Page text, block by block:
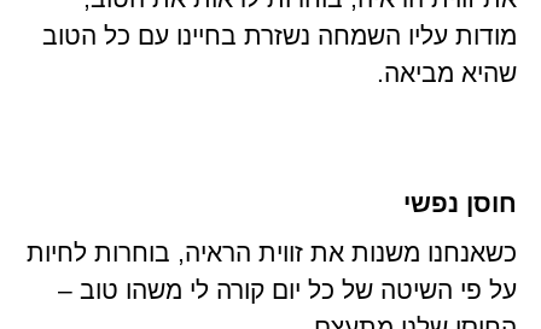
מודות עליו השמחה נשזרת בחיינו עם כל הטוב
שהיא מביאה.
חוסן נפשי
כשאנחנו משנות את זווית הראיה, בוחרות לחיות
על פי השיטה של כל יום קורה לי משהו טוב –